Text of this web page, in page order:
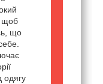
щоб
що
одягу